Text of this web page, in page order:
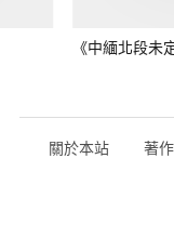
《中緬北段未
關於本站 著